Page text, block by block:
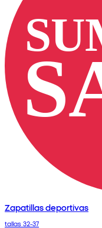
Zapatillas deportivas
tallas 32-37